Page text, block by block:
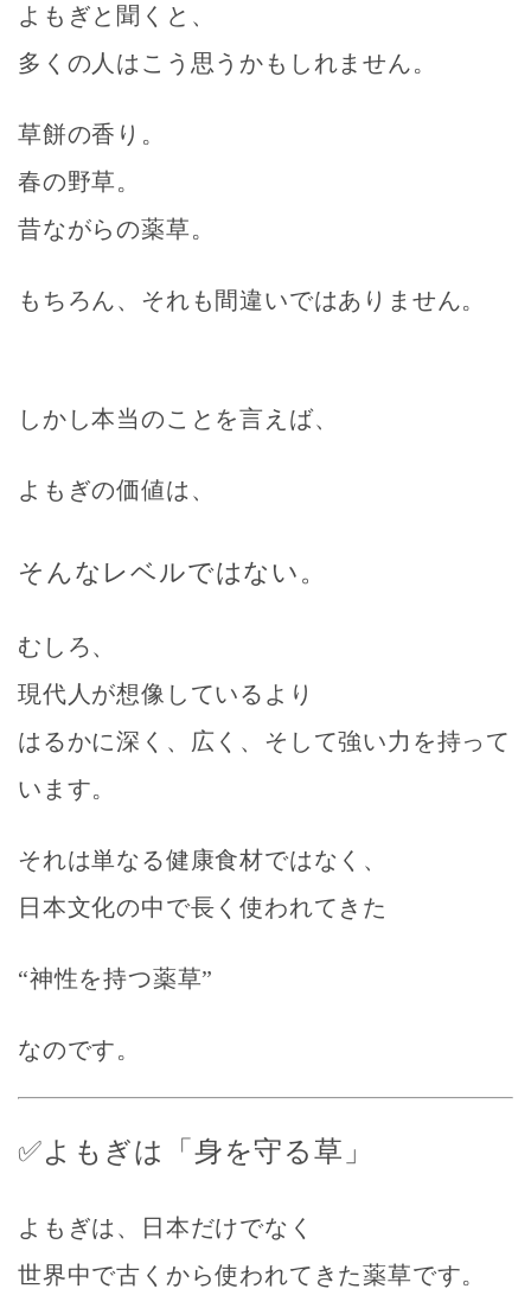
よもぎと聞くと、
多くの人はこう思うかもしれません。
草餅の香り。
春の野草。
昔ながらの薬草。
もちろん、それも間違いではありません。
しかし本当のことを言えば、
よもぎの価値は、
そんなレベルではない。
むしろ、
現代人が想像しているより
はるかに深く、広く、そして強い力を持って
います。
それは単なる健康食材ではなく、
日本文化の中で長く使われてきた
“神性を持つ薬草”
なのです。
✅よもぎは「身を守る草」
よもぎは、日本だけでなく
世界中で古くから使われてきた薬草です。